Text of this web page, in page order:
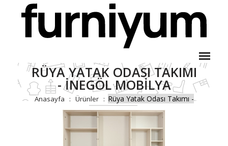
RÜYA YATAK ODASI TAKIMI
- İNEGÖL MOBILYA
Anasayfa Ürünler
Rüya Yatak Odası Takımı -
İnegöl Mobilya